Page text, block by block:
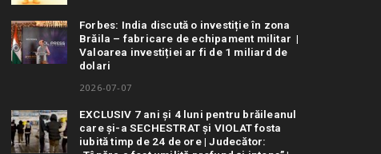
Forbes: India discută o investiție în zona
Brăila – fabricare de echipament militar |
Valoarea investiției ar fi de 1 miliard de
dolari
2026-07-07
EXCLUSIV 7 ani și 4 luni pentru brăileanul
care și-a SECHESTRAT și VIOLAT fosta
iubită timp de 24 de ore | Judecător: